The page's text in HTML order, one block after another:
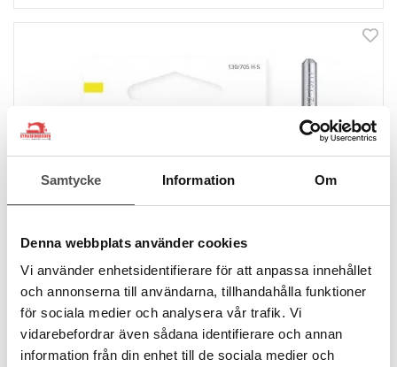
Samtycke Information Om
Denna webbplats använder cookies
Vi använder enhetsidentifierare för att anpassa innehållet
och annonserna till användarna, tillhandahålla funktioner
för sociala medier och analysera vår trafik. Vi
vidarebefordrar även sådana identifierare och annan
information från din enhet till de sociala medier och